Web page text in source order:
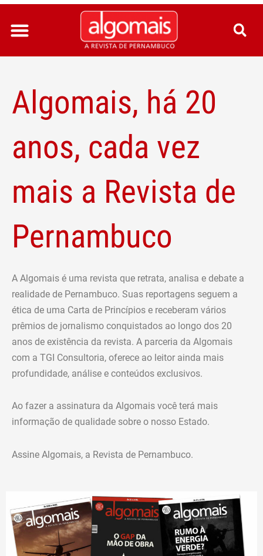
Ir
para
conteúdo
Algomais, há 20
anos, cada vez
mais a Revista de
Pernambuco
A Algomais é uma revista que retrata, analisa e debate a
realidade de Pernambuco. Suas reportagens seguem a
ética de uma Carta de Princípios e receberam vários
prêmios de jornalismo conquistados ao longo dos 20
anos de existência da revista. A parceria da Algomais
com a TGI Consultoria, oferece ao leitor ainda mais
profundidade, análise e conteúdos exclusivos.
Ao fazer a assinatura da Algomais você terá mais
informação de qualidade sobre o nosso Estado.
Assine Algomais, a Revista de Pernambuco.